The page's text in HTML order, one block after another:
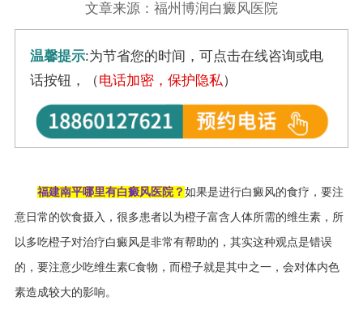
文章来源：福州博润白癜风医院
温馨提示:为节省您的时间，可点击在线咨询或电
话按钮，（电话加密，保护隐私）
福建南平哪里有白癜风医院？ 如果是进行白癜风的食疗，要注
意日常的饮食摄入，很多患者以为橙子富含人体所需的维生素，所
以多吃橙子对治疗白癜风是非常有帮助的，其实这种观点是错误
的 ，要注意少吃维生素C食物，而橙子就是其中之一，会对体内色
素造成较大的影响。